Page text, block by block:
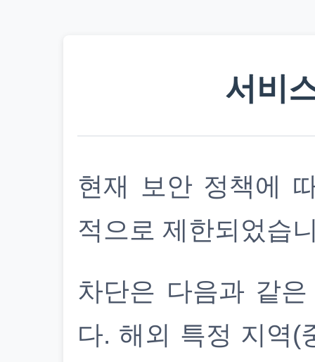
서비
현재 보안 정책에
적으로 제한되었습
차단은 다음과 같
다. 해외 특정 지역(